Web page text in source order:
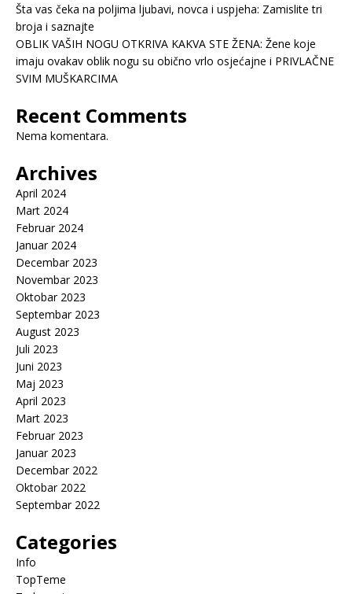
Šta vas čeka na poljima ljubavi, novca i uspjeha: Zamislite tri
broja i saznajte
OBLIK VAŠIH NOGU OTKRIVA KAKVA STE ŽENA: Žene koje
imaju ovakav oblik nogu su obično vrlo osjećajne i PRIVLAČNE
SVIM MUŠKARCIMA
Recent Comments
Nema komentara.
Archives
April 2024
Mart 2024
Februar 2024
Januar 2024
Decembar 2023
Novembar 2023
Oktobar 2023
Septembar 2023
August 2023
Juli 2023
Juni 2023
Maj 2023
April 2023
Mart 2023
Februar 2023
Januar 2023
Decembar 2022
Oktobar 2022
Septembar 2022
Categories
Info
TopTeme